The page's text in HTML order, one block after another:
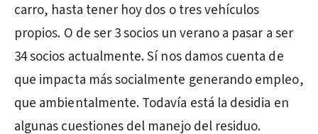
carro, hasta tener hoy dos o tres vehículos
propios. O de ser 3 socios un verano a pasar a ser
34 socios actualmente. Sí nos damos cuenta de
que impacta más socialmente generando empleo,
que ambientalmente. Todavía está la desidia en
algunas cuestiones del manejo del residuo.